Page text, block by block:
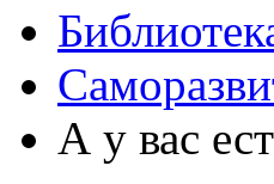
А у вас